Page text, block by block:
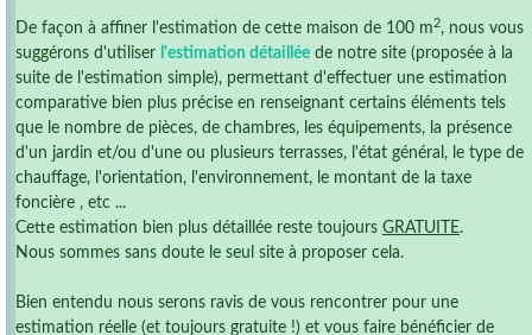
De façon à affiner l'estimation de cette maison de 100 m 2, nous vous
suggérons d'utiliser l'estimation détaillée de notre site (proposée à la
suite de l'estimation simple), permettant d'effectuer une estimation
comparative bien plus précise en renseignant certains éléments tels
que le nombre de pièces, de chambres, les équipements, la présence
d'un jardin et/ou d'une ou plusieurs terrasses, l'état général, le type de
chauffage, l'orientation, l'environnement, le montant de la taxe
foncière , etc ...
Cette estimation bien plus détaillée reste toujours GRATUITE.
Nous sommes sans doute le seul site à proposer cela.
Bien entendu nous serons ravis de vous rencontrer pour une
estimation réelle (et toujours gratuite !) et vous faire bénéficier de